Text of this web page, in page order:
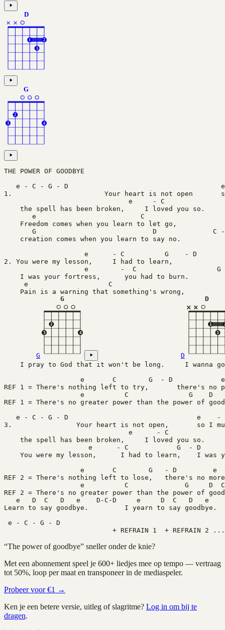
D
× ×
1
3
2
G
3
2
4
THE POWER OF GOODBYE
1.                       Your heart is not open       so
    the spell has been broken,     I loved you so.
    Freedom comes when you learn to let go,
G			     D
    creation comes when you learn to say no.
		    e      - C	        G    - D
2. You were my lesson,     I had to learn,
e        -  C
    I was your fortress,      you had to burn.
     e 		          C
    Pain is a warning that something's wrong,
G
G
3
2
4
D
D
× ×
1
3
I pray to God that it won't be long.     I wanna
REF 1 = There's nothing left to try,       there's no
e          C
REF 1 = There's no greater power than the power of
3.                Your heart is not open,       so I
    the spell has been broken,     I loved you so.
e      - C	           G
You were my lesson,      I had to learn,    I was
REF 2 = There's nothing left to lose,   there's no
e          C
REF 2 = There's no greater power than the power of
e   D  C   D   e    D-C-D     e     D  C   D   e
Learn to say goodbye.         I yearn to say goodbye.
e - C - G - D
+ REFRAIN 1  + REFRAIN 2
“The power of goodbye” sneller onder de knie?
Met een abonnement speel je 600+ liedjes mee op tempo — vertraag
tot 50%, loop per maat en transponeer in de mediaspeler.
Probeer voor €1 →
Ken je een betere versie, uitleg of slagritme? Log in om bij te
dragen.